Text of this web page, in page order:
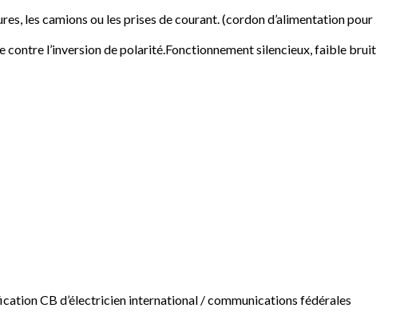
les camions ou les prises de courant. (cordon d’alimentation pour
l’inversion de polarité.Fonctionnement silencieux, faible bruit
CB d’électricien international / communications fédérales